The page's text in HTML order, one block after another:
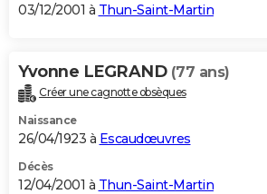
03/12/2001 à Thun-Saint-Martin
Yvonne LEGRAND (77 ans)
Créer une cagnotte obsèques
Naissance
26/04/1923 à Escaudœuvres
Décès
12/04/2001 à Thun-Saint-Martin